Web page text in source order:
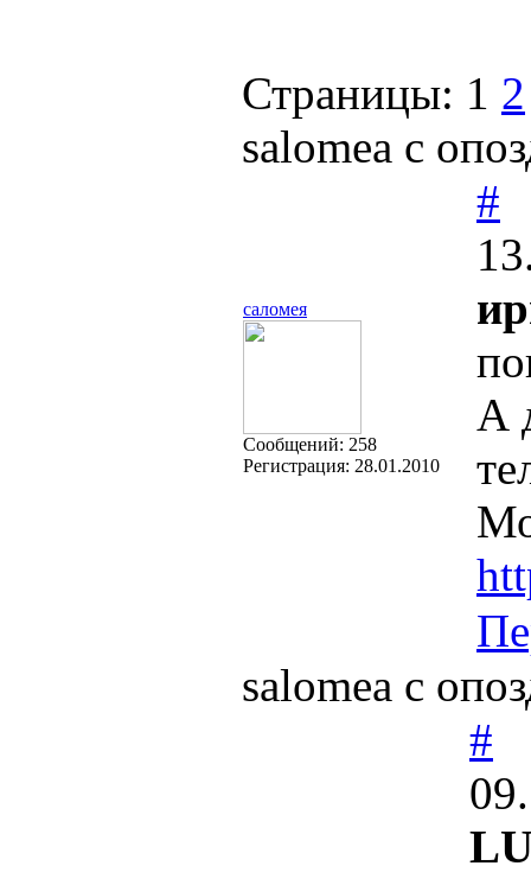
Страницы: 1 2
salomea с
саломея
Cообщений: 258
Регистрация: 28.01.2010
#
А
salomea с
#